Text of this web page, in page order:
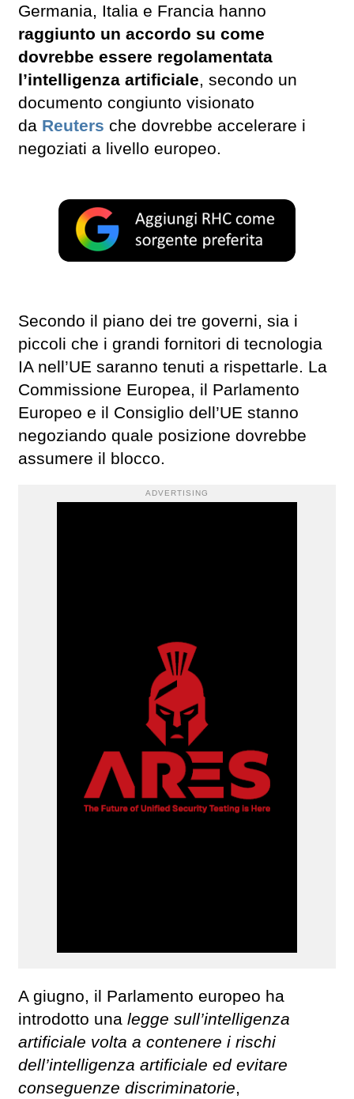
Germania, Italia e Francia hanno
raggiunto un accordo su come
dovrebbe essere regolamentata
l’intelligenza artificiale, secondo un
documento congiunto visionato
da Reuters che dovrebbe accelerare i
negoziati a livello europeo.
Secondo il piano dei tre governi, sia i
piccoli che i grandi fornitori di tecnologia
IA nell’UE saranno tenuti a rispettarle. La
Commissione Europea, il Parlamento
Europeo e il Consiglio dell’UE stanno
negoziando quale posizione dovrebbe
assumere il blocco.
ADVERTISING
A giugno, il Parlamento europeo ha
introdotto una legge sull’intelligenza
artificiale volta a contenere i rischi
dell’intelligenza artificiale ed evitare
conseguenze discriminatorie,